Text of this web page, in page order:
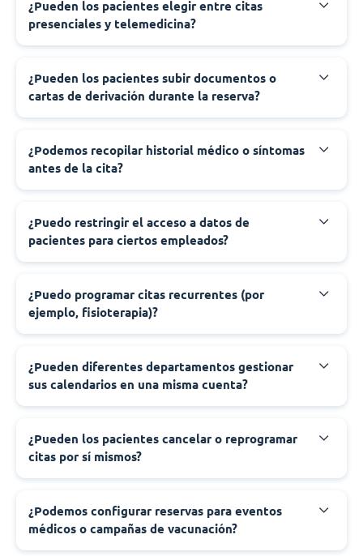
¿Pueden los pacientes elegir entre citas
presenciales y telemedicina?
¿Pueden los pacientes subir documentos o
cartas de derivación durante la reserva?
¿Podemos recopilar historial médico o síntomas
antes de la cita?
¿Puedo restringir el acceso a datos de
pacientes para ciertos empleados?
¿Puedo programar citas recurrentes (por
ejemplo, fisioterapia)?
¿Pueden diferentes departamentos gestionar
sus calendarios en una misma cuenta?
¿Pueden los pacientes cancelar o reprogramar
citas por sí mismos?
¿Podemos configurar reservas para eventos
médicos o campañas de vacunación?